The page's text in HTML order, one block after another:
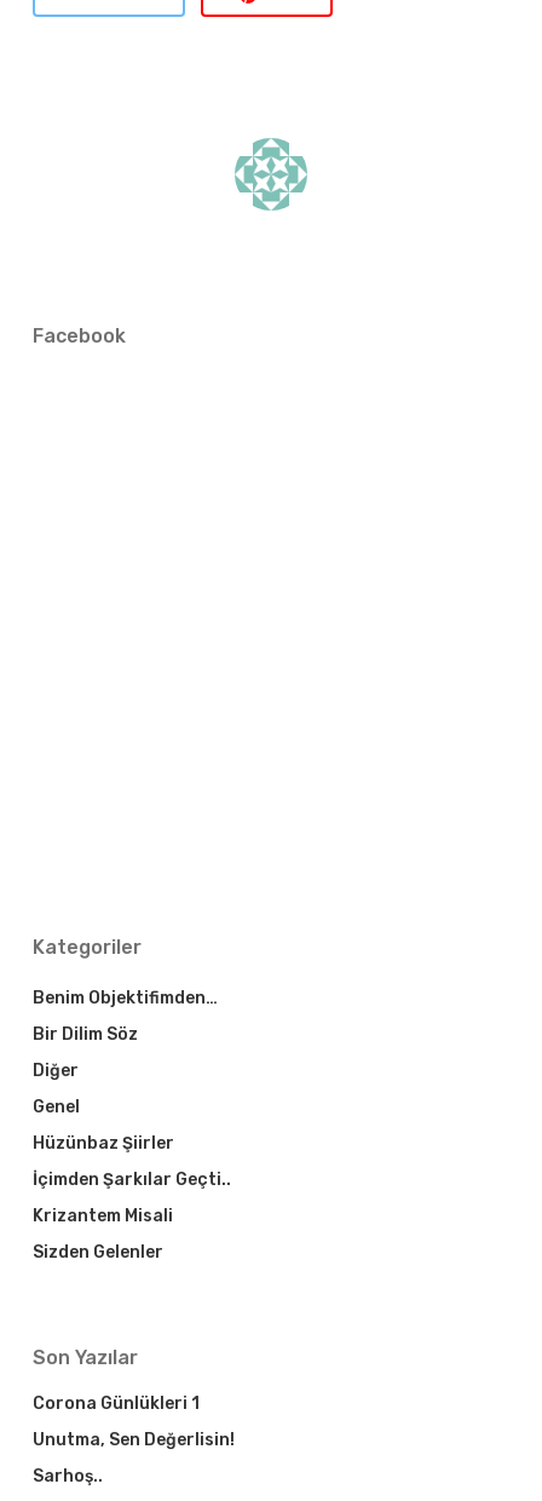
Facebook
Kategoriler
Benim Objektifimden…
Bir Dilim Söz
Diğer
Genel
Hüzünbaz Şiirler
İçimden Şarkılar Geçti..
Krizantem Misali
Sizden Gelenler
Son Yazılar
Corona Günlükleri 1
Unutma, Sen Değerlisin!
Sarhoş..